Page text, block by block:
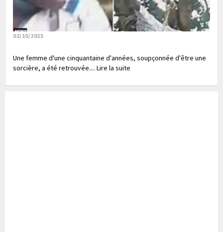
02/10/2025
Une femme d'une cinquantaine d'années, soupçonnée d'être une
sorcière, a été retrouvée.... Lire la suite